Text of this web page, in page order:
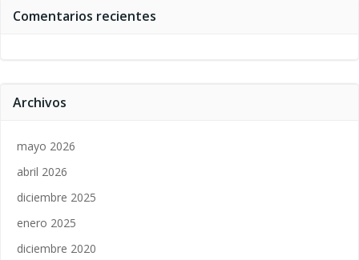
Comentarios recientes
Archivos
mayo 2026
abril 2026
diciembre 2025
enero 2025
diciembre 2020